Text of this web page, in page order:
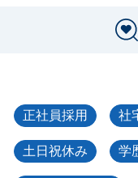
正社員採用 社
土日祝休み 学